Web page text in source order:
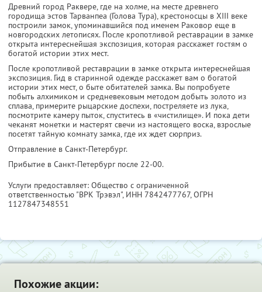
Древний город Раквере, где на холме, на месте древнего
городища эстов Тарванпеа (Голова Тура), крестоносцы в XIII веке
построили замок, упоминавшийся под именем Раковор еще в
новгородских летописях. После кропотливой реставрации в замке
открыта интереснейшая экспозиция, которая расскажет гостям о
богатой истории этих мест.
После кропотливой реставрации в замке открыта интереснейшая
экспозиция. Гид в старинной одежде расскажет вам о богатой
истории этих мест, о быте обитателей замка. Вы попробуете
побыть алхимиком и средневековым методом добыть золото из
сплава, примерите рыцарские доспехи, постреляете из лука,
посмотрите камеру пыток, спуститесь в «чистилище». И пока дети
чеканят монетки и мастерят свечи из настоящего воска, взрослые
посетят тайную комнату замка, где их ждет сюрприз.
Отправление в Санкт-Петербург.
Прибытие в Санкт-Петербург после 22-00.
Услуги предоставляет: Общество с ограниченной
ответственностью "ВРК Трэвэл", ИНН 7842477767, ОГРН
1127847348551
Похожие акции: